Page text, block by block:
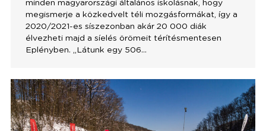
minden magyarországi általános iskolásnak, hogy
megismerje a közkedvelt téli mozgásformákat, így a
2020/2021-es síszezonban akár 20 000 diák
élvezheti majd a síelés örömeit térítésmentesen
Eplényben. „Látunk egy 506…